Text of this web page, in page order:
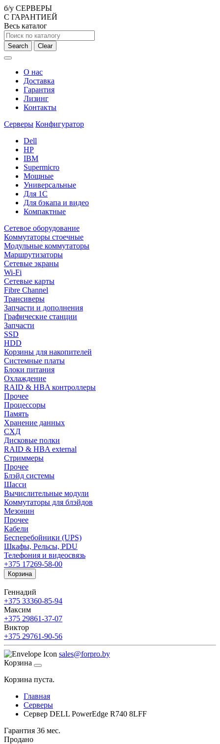
б/у СЕРВЕРЫ
С ГАРАНТИЕЙ
Весь каталог
Search Clear
О нас
Доставка
Гарантия
Лизинг
Контакты
Серверы Конфигуратор
Dell
HP
IBM
Supermicro
Мощные
Универсальные
Для 1С
Для бэкапа и видео
Компактные
Сетевое оборудование
Коммутаторы стоечные
Модульные коммутаторы
Маршрутизаторы
Сетевые экраны
Wi-Fi
Сетевые карты
Fibre Channel
Трансиверы
Запчасти и дополнения
Графические станции
Запчасти
SSD
HDD
Корзины для накопителей
Системные платы
Блоки питания
Охлаждение
RAID & HBA контроллеры
Прочее
Процессоры
Память
Хранение данных
СХД
Дисковые полки
RAID & HBA external
Стриммеры
Прочее
Блэйд системы
Шасси
Вычислительные модули
Коммутаторы для блэйдов
Мезонин
Прочее
Кабели
Бесперебойники (UPS)
Шкафы, Рельсы, PDU
Телефония и видеосвязь
+375 17269-58-00
Корзина
Геннадий
+375 33360-85-94
Максим
+375 29861-37-07
Виктор
+375 29761-90-56
sales@forpro.by
Корзина
Корзина пуста.
Главная
Серверы
Сервер DELL PowerEdge R740 8LFF
Гарантия 36 мес.
Продано